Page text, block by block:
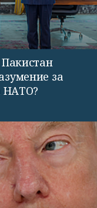
за
НАТО?